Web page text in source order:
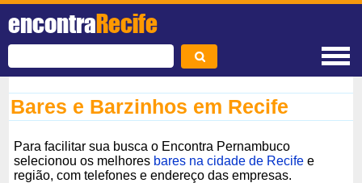
encontraRecife
Bares e Barzinhos em Recife
Para facilitar sua busca o Encontra Pernambuco
selecionou os melhores bares na cidade de Recife e
região, com telefones e endereço das empresas.